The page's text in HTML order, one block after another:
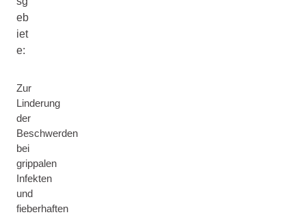
eb
iet
e:
Zur
Linderung
der
Beschwerden
bei
grippalen
Infekten
und
fieberhaften